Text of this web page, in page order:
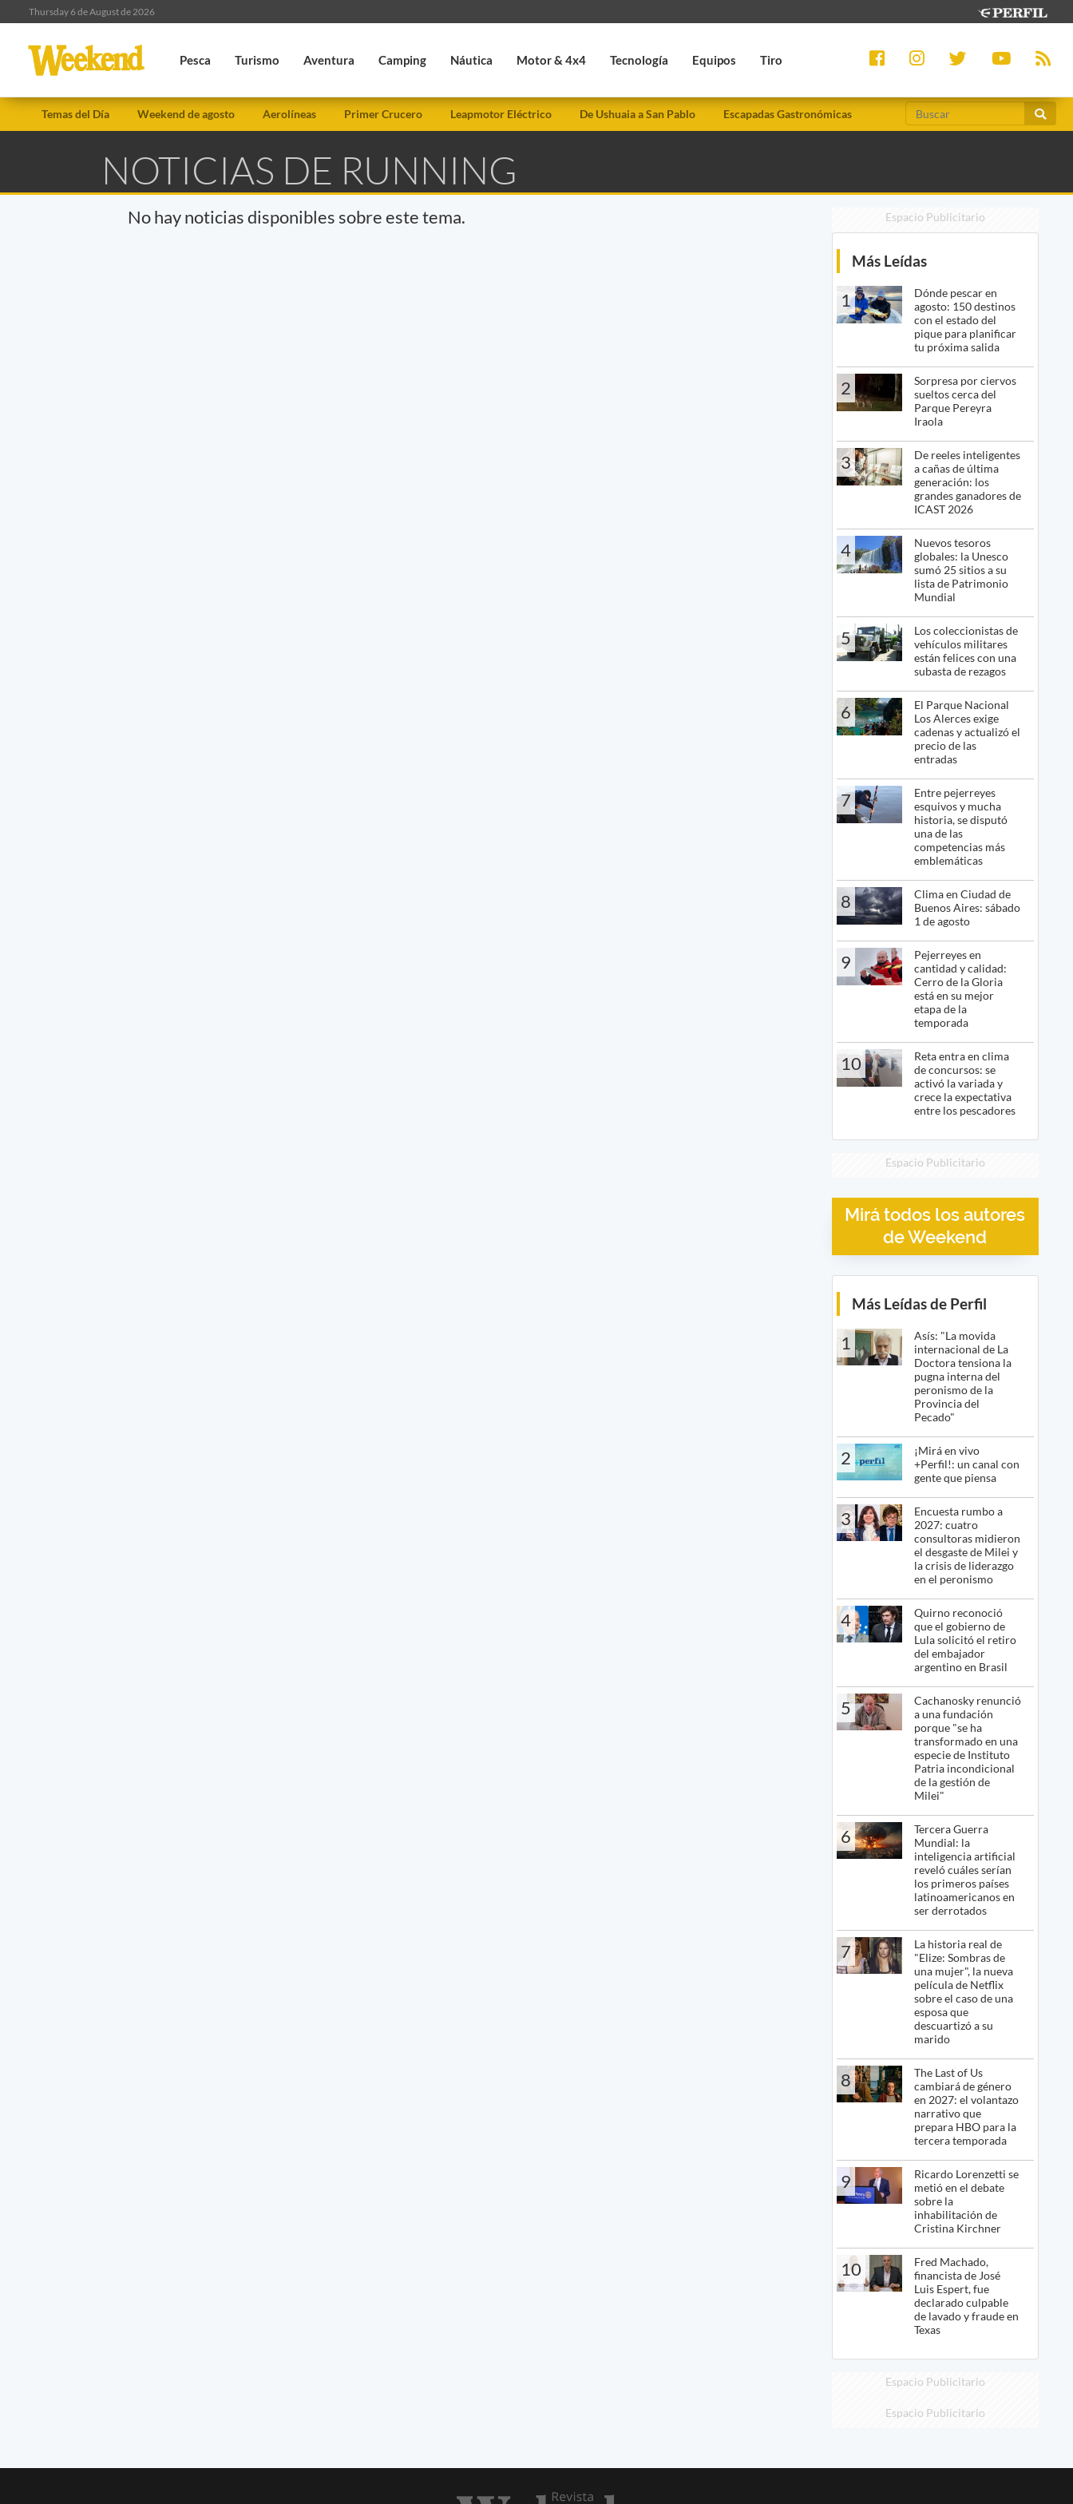
Thursday 6 de August de 2026
Pesca Turismo Aventura Camping Náutica Motor & 4x4 Tecnología Equipos Tiro
Temas del Día Weekend de agosto Aerolíneas Primer Crucero Leapmotor Eléctrico De Ushuaia a San Pablo Escapadas Gastronómicas
NOTICIAS DE RUNNING
No hay noticias disponibles sobre este tema. Espacio Publicitario
Más Leídas
1
Dónde pescar en
agosto: 150 destinos
con el estado del
pique para planificar
tu próxima salida
2
Sorpresa por ciervos
sueltos cerca del
Parque Pereyra
Iraola
3
De reeles inteligentes
a cañas de última
generación: los
grandes ganadores de
ICAST 2026
4
Nuevos tesoros
globales: la Unesco
sumó 25 sitios a su
lista de Patrimonio
Mundial
5
Los coleccionistas de
vehículos militares
están felices con una
subasta de rezagos
6
El Parque Nacional
Los Alerces exige
cadenas y actualizó el
precio de las
entradas
7
Entre pejerreyes
esquivos y mucha
historia, se disputó
una de las
competencias más
emblemáticas
8
Clima en Ciudad de
Buenos Aires: sábado
1 de agosto
9
Pejerreyes en
cantidad y calidad:
Cerro de la Gloria
está en su mejor
etapa de la
temporada
10
Reta entra en clima
de concursos: se
activó la variada y
crece la expectativa
entre los pescadores
Espacio Publicitario
Mirá todos los autores
de Weekend
Más Leídas de Perfil
1
Asís: "La movida
internacional de La
Doctora tensiona la
pugna interna del
peronismo de la
Provincia del
Pecado"
2
¡Mirá en vivo
+Perfil!: un canal con
gente que piensa
3
Encuesta rumbo a
2027: cuatro
consultoras midieron
el desgaste de Milei y
la crisis de liderazgo
en el peronismo
4
Quirno reconoció
que el gobierno de
Lula solicitó el retiro
del embajador
argentino en Brasil
5
Cachanosky renunció
a una fundación
porque "se ha
transformado en una
especie de Instituto
Patria incondicional
de la gestión de
Milei"
6
Tercera Guerra
Mundial: la
inteligencia artificial
reveló cuáles serían
los primeros países
latinoamericanos en
ser derrotados
7
La historia real de
"Elize: Sombras de
una mujer", la nueva
película de Netflix
sobre el caso de una
esposa que
descuartizó a su
marido
8
The Last of Us
cambiará de género
en 2027: el volantazo
narrativo que
prepara HBO para la
tercera temporada
9
Ricardo Lorenzetti se
metió en el debate
sobre la
inhabilitación de
Cristina Kirchner
10
Fred Machado,
financista de José
Luis Espert, fue
declarado culpable
de lavado y fraude en
Texas
Espacio Publicitario
Espacio Publicitario